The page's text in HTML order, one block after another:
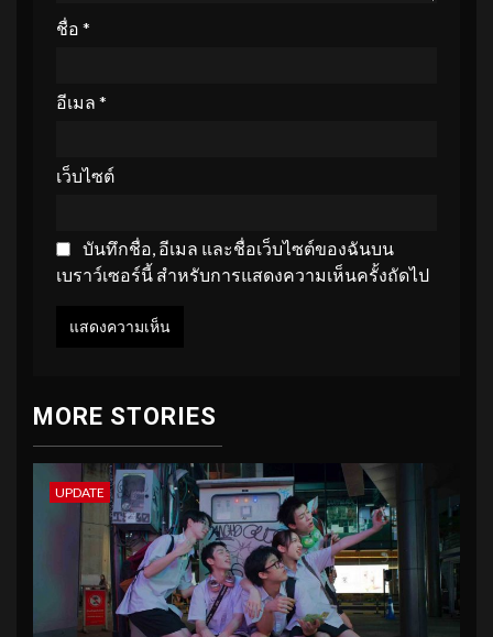
ชื่อ *
อีเมล *
เว็บไซต์
บันทึกชื่อ, อีเมล และชื่อเว็บไซต์ของฉันบน
เบราว์เซอร์นี้ สำหรับการแสดงความเห็นครั้งถัดไป
MORE STORIES
UPDATE